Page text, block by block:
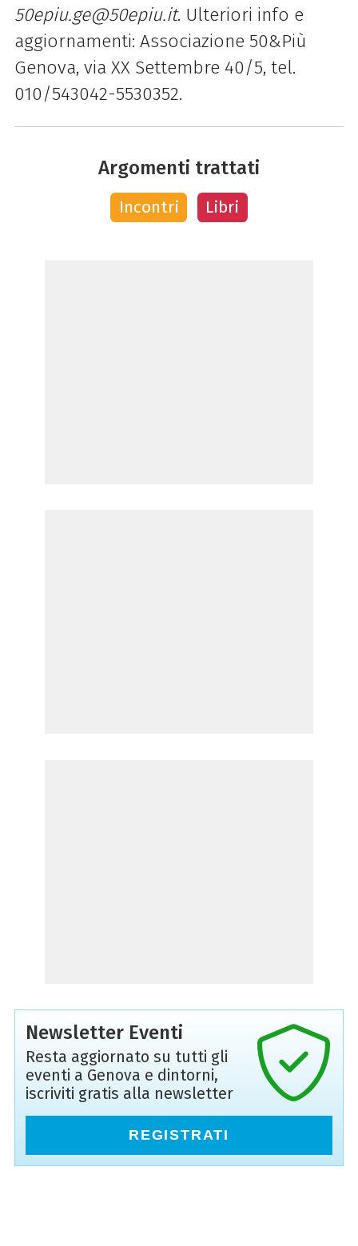
50epiu.ge@50epiu.it. Ulteriori info e
aggiornamenti: Associazione 50&Più
Genova, via XX Settembre 40/5, tel.
010/543042-5530352.
Argomenti trattati
Incontri Libri
Newsletter Eventi
Resta aggiornato su tutti gli
eventi a Genova e dintorni,
iscriviti gratis alla newsletter
REGISTRATI